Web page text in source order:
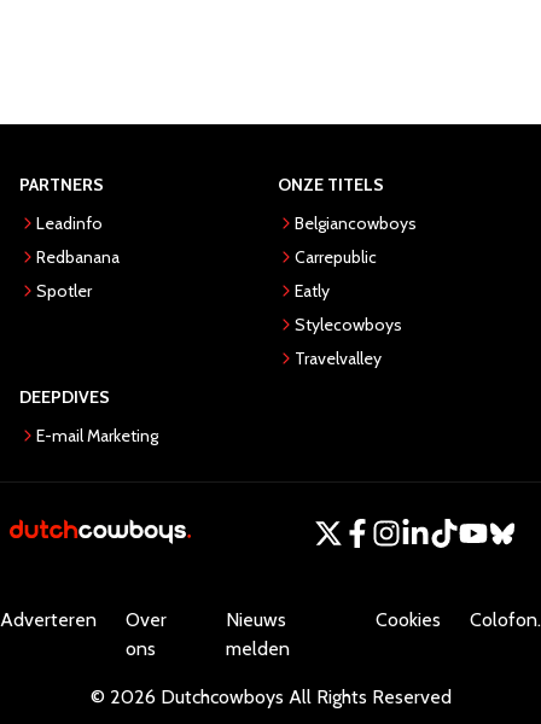
PARTNERS
Leadinfo
Redbanana
Spotler
ONZE TITELS
Belgiancowboys
Carrepublic
Eatly
Stylecowboys
Travelvalley
DEEPDIVES
E-mail Marketing
Adverteren
Over
ons
Nieuws
melden
Cookies Colofon.
© 2026 Dutchcowboys All Rights Reserved